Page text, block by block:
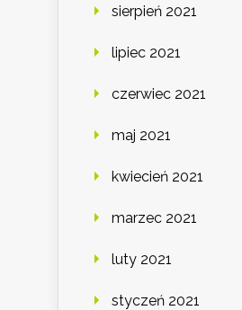
sierpień 2021
lipiec 2021
czerwiec 2021
maj 2021
kwiecień 2021
marzec 2021
luty 2021
styczeń 2021